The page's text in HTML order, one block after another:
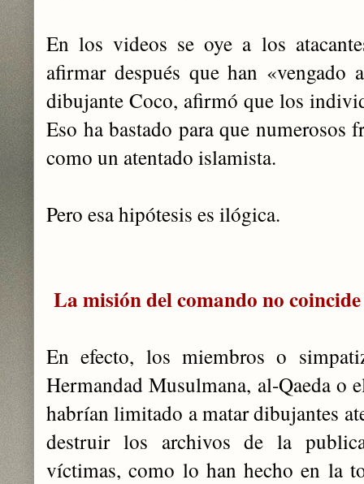
En los videos se oye a los
afirmar después que han «vengado
dibujante Coco, afirmó que los
Eso ha bastado para que numerosos
como un atentado islamista.
Pero esa hipótesis es ilógica.
La misión del comando no
En efecto, los miembros o
Hermandad Musulmana, al-Qaeda o
habrían limitado a matar dibujantes
destruir los archivos de la
víctimas, como lo han hecho en la